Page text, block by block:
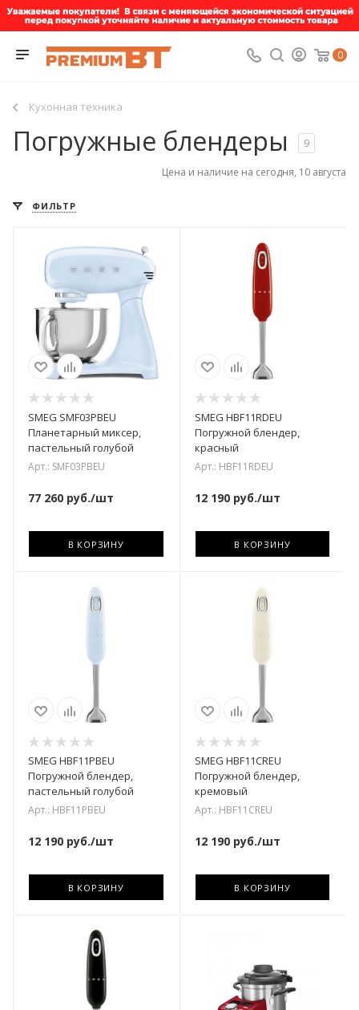
0
Кухонная техника
Погружные блендеры 9
Цена и наличие на сегодня, 10 августа
ФИЛЬТР
SMEG SMF03PBEU
Планетарный миксер,
пастельный голубой
Арт.: SMF03PBEU
77 260 руб./шт
В КОРЗИНУ
SMEG HBF11RDEU
Погружной блендер,
красный
Арт.: HBF11RDEU
12 190руб./шт
В КОРЗИНУ
SMEG HBF11PBEU
Погружной блендер,
пастельный голубой
Арт.: HBF11PBEU
12 190 руб./шт
В КОРЗИНУ
SMEG HBF11CREU
Погружной блендер,
кремовый
Арт.: HBF11CREU
12 190руб./шт
В КОРЗИНУ